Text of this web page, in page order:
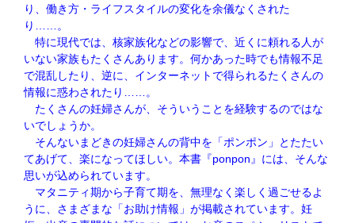
り、働き方・ライフスタイルの変化を余儀なくされた
り……。
特に現代では、核家族化などの影響で、近くに頼れる人が
いない家族もたくさんあります。何かあった時でも情報不足
で混乱したり、逆に、インターネットで得られるたくさんの
情報に惑わされたり……。
たくさんの妊婦さんが、そういうことを経験するのではな
いでしょうか。
そんないまどきの妊婦さんの背中を「ポンポン」とたたい
てあげて、楽になってほしい。本書『ponpon』には、そんな
思いが込められています。
マタニティ期から子育て期を、無理なく楽しく過ごせるよ
うに、さまざまな「お助け情報」が掲載されています。妊